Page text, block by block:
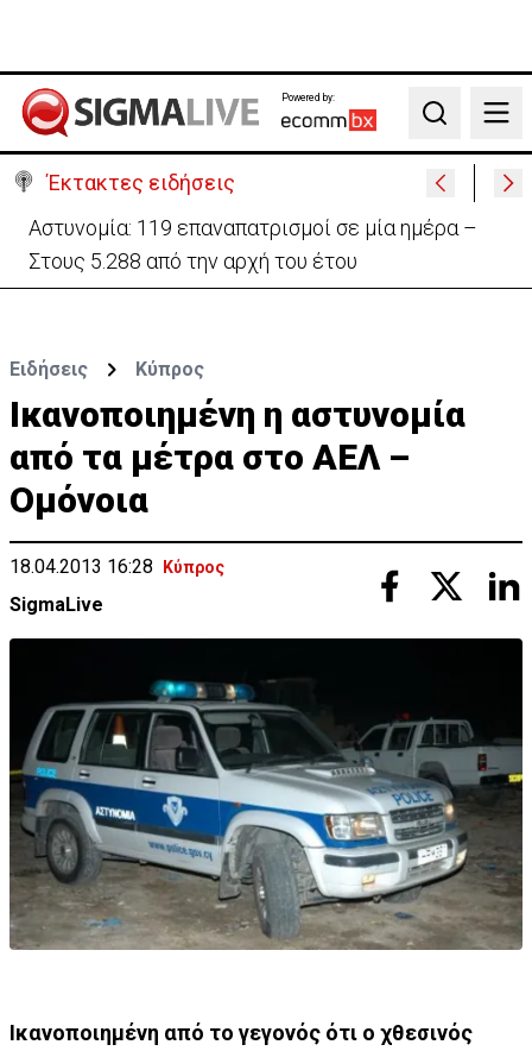
Powered by:
Search
Έκτακτες ειδήσεις
Θέλει να ξαναζωντανέψει την «Corner» o
Προύντζος - «Πληγώνει τις αναμνήσεις»
Ειδήσεις Κύπρος
Ικανοποιημένη η αστυνομία
από τα μέτρα στο ΑΕΛ –
Ομόνοια
18.04.2013 16:28 Κύπρος
SigmaLive
Ικανοποιημένη από το γεγονός ότι ο χθεσινός